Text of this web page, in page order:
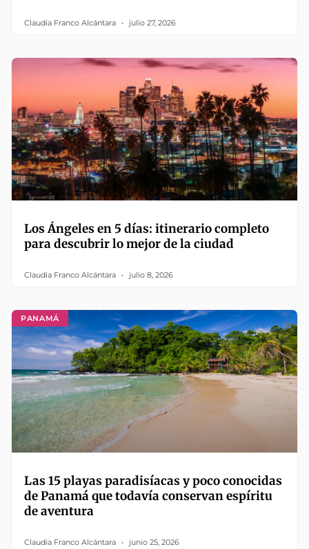
Claudia Franco Alcántara julio 27, 2026
Los Ángeles en 5 días: itinerario completo
para descubrir lo mejor de la ciudad
Claudia Franco Alcántara julio 8, 2026
PANAMÁ
Las 15 playas paradisíacas y poco conocidas
de Panamá que todavía conservan espíritu
de aventura
Claudia Franco Alcántara junio 25, 2026